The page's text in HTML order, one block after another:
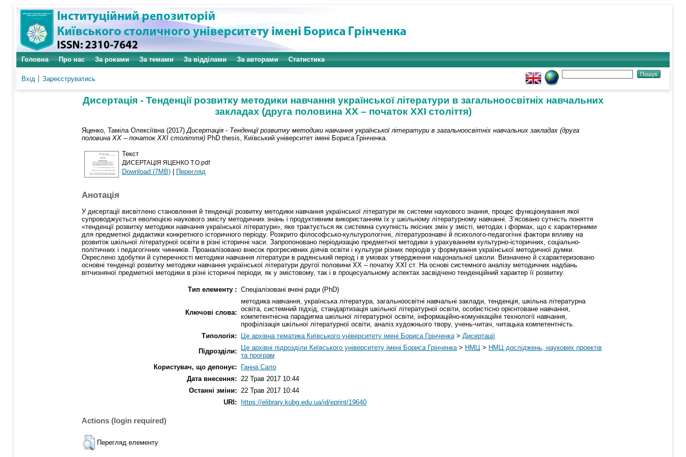
Головна Про нас За роками За темами За відділами За авторами Статистика
Вхід Зареєструватись
Дисертація - Тенденції розвитку методики навчання української літератури в загальноосвітніх навчальних
закладах (друга половина ХХ – початок ХХІ століття)
Яценко, Таміла Олексіївна (2017) Дисертація - Тенденції розвитку методики навчання української літератури в загальноосвітніх навчальних закладах (друга
половина ХХ – початок ХХІ століття) PhD thesis, Київський університет імені Бориса Грінченка.
Текст
ДИСЕРТАЦІЯ ЯЦЕНКО Т.О.pdf
Download (7MB) | Перегляд
Анотація
У дисертації висвітлено становлення й тенденції розвитку методики навчання української літератури як системи наукового знання, процес функціонування якої
супроводжується еволюцією наукового змісту методичних знань і продуктивним використанням їх у шкільному літературному навчанні. З’ясовано сутність поняття
«тенденції розвитку методики навчання української літератури», яке трактується як системна сукупність якісних змін у змісті, методах і формах, що є характерними
для предметної дидактики конкретного історичного періоду. Розкрито філософсько-культурологічні, літературознавчі й психолого-педагогічні фактори впливу на
розвиток шкільної літературної освіти в різні історичні часи. Запропоновано періодизацію предметної методики з урахуванням культурно-історичних, соціально-
політичних і педагогічних чинників. Проаналізовано внесок прогресивних діячів освіти і культури різних періодів у формування української методичної думки.
Окреслено здобутки й суперечності методики навчання літератури в радянський період і в умовах утвердження національної школи. Визначено й схарактеризовано
основні тенденції розвитку методики навчання української літератури другої половини ХХ – початку ХХІ ст. На основі системного аналізу методичних надбань
вітчизняної предметної методики в різні історичні періоди, як у змістовому, так і в процесуальному аспектах засвідчено тенденційний характер її розвитку.
Тип елементу : Спеціалізовані вчені ради (PhD)
Ключові слова:
методика навчання, українська література, загальноосвітні навчальні заклади, тенденція, шкільна літературна
освіта, системний підхід, стандартизація шкільної літературної освіти, особистісно орієнтоване навчання,
компетентнісна парадигма шкільної літературної освіти, інформаційно-комунікаційні технології навчання,
профілізація шкільної літературної освіти, аналіз художнього твору, учень-читач, читацька компетентність.
Типологія:
Це архівна тематика Київського університету імені Бориса Грінченка > Дисертації
Підрозділи:
Це архівні підрозділи Київського університету імені Бориса Грінченка > НМЦ > НМЦ досліджень, наукових проектів
та програм
Користувач, що депонує:
Ганна Сало
Дата внесення:
22 Трав 2017 10:44
Останні зміни:
22 Трав 2017 10:44
URI:
https://elibrary.kubg.edu.ua/id/eprint/19640
Actions (login required)
Перегляд елементу